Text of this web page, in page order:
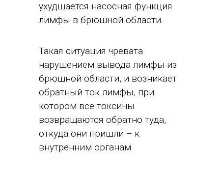
ухудшается насосная функция
лимфы в брюшной области.
Такая ситуация чревата
нарушением вывода лимфы из
брюшной области, и возникает
обратный ток лимфы, при
котором все токсины
возвращаются обратно туда,
откуда они пришли – к
внутренним органам.